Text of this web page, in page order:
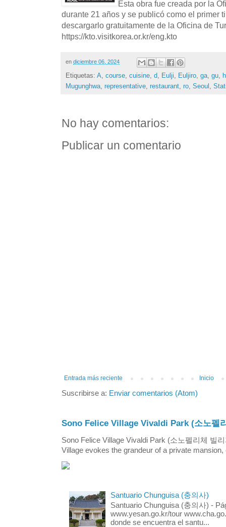
Esta obra fue creada por la
durante 21 años y se publicó como el primer
descargarlo gratuitamente de la Oficina de
https://kto.visitkorea.or.kr/eng.kto
en diciembre 06, 2024
Etiquetas: A course cuisine d Eulji Euljiro ga gu
Mugunghwa representative restaurant ro Seoul
No hay comentarios:
Publicar un comentario
Entrada más reciente Inicio
Suscribirse a: Enviar comentarios (Atom)
Sono Felice Village Vivaldi Park (소노펠
Sono Felice Village Vivaldi Park (소노펠리체 빌
Village evokes the grandeur of a private
Santuario Chunguisa (충의사)
Santuario Chunguisa (충의사) -
www.yesan.go.kr/tour
donde se encuentra el santu...